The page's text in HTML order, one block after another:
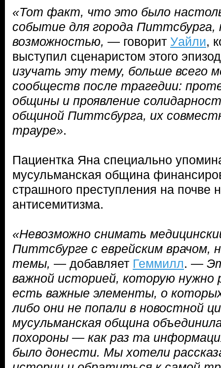
«Тот факт, что это было
событие для города Питтсбурга,
возможностью, — говорит Уайли,
выступил сценаристом этого
изучать эту тему, больше всего
сообществ после трагедии:
общины и проявление
общиной Питтсбурга, их
трауре».
Пациентка Яна специально
мусульманская община
страшного преступления на почве
антисемитизма.
«Невозможно снимать
Питтсбурге с еврейским врачом,
темы, — добавляет Геммилл. —
важной историей, которую нужно
есть важные элементы, о
либо они не попали в новостной
мусульманская община
похороны — как раз та
было донести. Мы хотели